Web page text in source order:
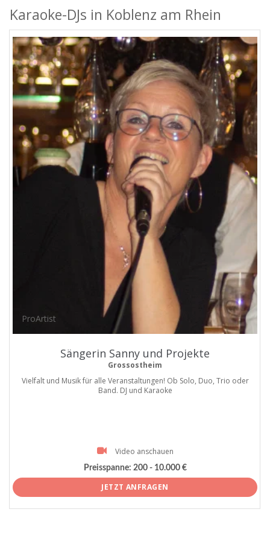
Karaoke-DJs in Koblenz am Rhein
ProArtist
Sängerin Sanny und Projekte
Grossostheim
Vielfalt und Musik für alle Veranstaltungen! Ob Solo, Duo, Trio oder
Band. DJ und Karaoke
Video anschauen
Preisspanne: 200 - 10.000 €
JETZT ANFRAGEN